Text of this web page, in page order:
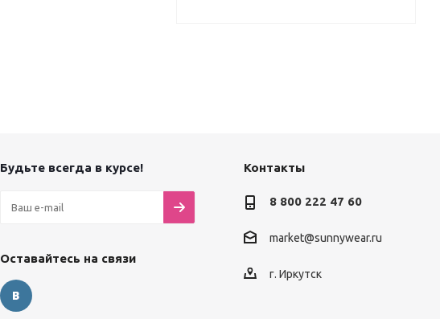
Будьте всегда в курсе!
Оставайтесь на связи
Контакты
8 800 222 47 60
market@sunnywear.ru
г. Иркутск